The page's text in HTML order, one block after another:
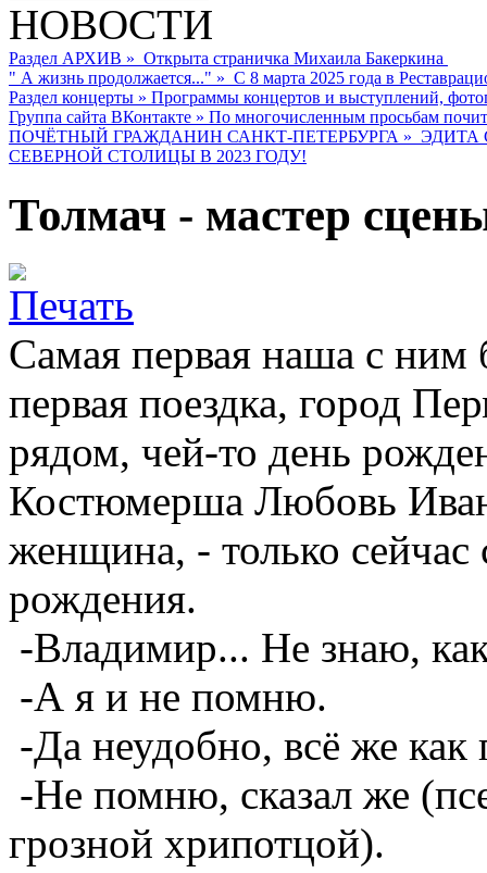
НОВОСТИ
Раздел АРХИВ » Открыта страничка Михаила Бакеркина
" А жизнь продолжается..." » С 8 марта 2025 года в
Раздел концерты » Программы концертов и выступлений,
Группа сайта ВКонтакте » По многочисленным просьбам
ПОЧЁТНЫЙ ГРАЖДАНИН САНКТ-ПЕТЕРБУРГА » ЭДИТА
СЕВЕРНОЙ СТОЛИЦЫ В 2023 ГОДУ!
Толмач - мастер
Самая первая наша с ним
первая поездка, город
рядом, чей-то день
Костюмерша Любовь
женщина, - только сейчас
рождения.
-Владимир... Не знаю,
-А я и не помню.
-Да неудобно, всё же как
-Не помню, сказал же
грозной хрипотцой).